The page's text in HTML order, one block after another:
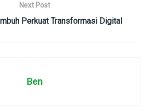
Next Post
Perkuat Transformasi Digital
Ben